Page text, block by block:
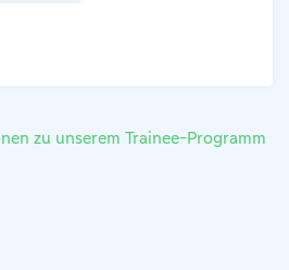
zu unserem Trainee-Programm